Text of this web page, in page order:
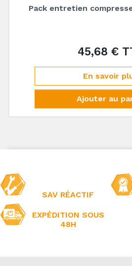
Pack entretien
45,68 €
En savoir
Ajouter au
SAV RÉACTIF
EXPÉDITION SOUS
48H